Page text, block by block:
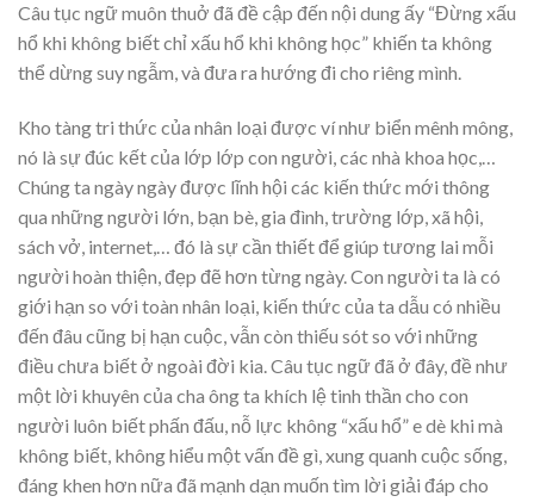
Câu tục ngữ muôn thuở đã đề cập đến nội dung ấy “Đừng xấu
hổ khi không biết chỉ xấu hổ khi không học” khiến ta không
thể dừng suy ngẫm, và đưa ra hướng đi cho riêng mình.
Kho tàng tri thức của nhân loại được ví như biển mênh mông,
nó là sự đúc kết của lớp lớp con người, các nhà khoa học,…
Chúng ta ngày ngày được lĩnh hội các kiến thức mới thông
qua những người lớn, bạn bè, gia đình, trường lớp, xã hội,
sách vở, internet,… đó là sự cần thiết để giúp tương lai mỗi
người hoàn thiện, đẹp đẽ hơn từng ngày. Con người ta là có
giới hạn so với toàn nhân loại, kiến thức của ta dẫu có nhiều
đến đâu cũng bị hạn cuộc, vẫn còn thiếu sót so với những
điều chưa biết ở ngoài đời kia. Câu tục ngữ đã ở đây, đề như
một lời khuyên của cha ông ta khích lệ tinh thần cho con
người luôn biết phấn đấu, nỗ lực không “xấu hổ” e dè khi mà
không biết, không hiểu một vấn đề gì, xung quanh cuộc sống,
đáng khen hơn nữa đã mạnh dạn muốn tìm lời giải đáp cho